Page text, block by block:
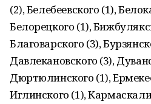
(2), Белебеевского (1),
Белорецкого (1),
Благоварского (3),
Давлекановского (3),
Дюртюлинского (1),
Иглинского (1),